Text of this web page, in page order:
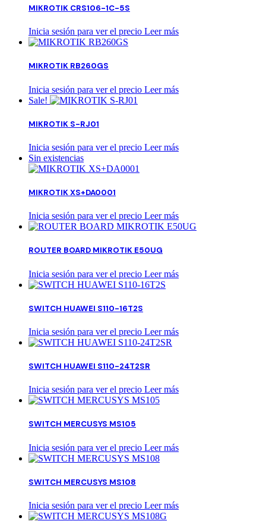
MIKROTIK CRS106-1C-5S
Inicia sesión para ver el precio Leer más
MIKROTIK RB260GS
Inicia sesión para ver el precio Leer más
Sale!
MIKROTIK S-RJ01
Inicia sesión para ver el precio Leer más
Sin existencias
MIKROTIK XS+DA0001
Inicia sesión para ver el precio Leer más
ROUTER BOARD MIKROTIK E50UG
Inicia sesión para ver el precio Leer más
SWITCH HUAWEI S110-16T2S
Inicia sesión para ver el precio Leer más
SWITCH HUAWEI S110-24T2SR
Inicia sesión para ver el precio Leer más
SWITCH MERCUSYS MS105
Inicia sesión para ver el precio Leer más
SWITCH MERCUSYS MS108
Inicia sesión para ver el precio Leer más